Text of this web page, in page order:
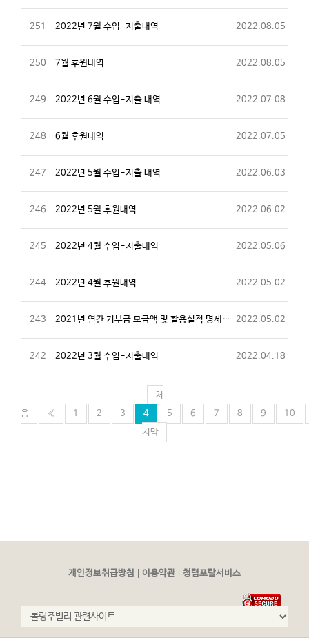
251 2022년 7월 수입-지출내역 2022.08.05
250 7월 후원내역 2022.08.05
249 2022년 6월 수입-지출 내역 2022.07.08
248 6월 후원내역 2022.07.05
247 2022년 5월 수입-지출 내역 2022.06.03
246 2022년 5월 후원내역 2022.06.02
245 2022년 4월 수입-지출내역 2022.05.06
244 2022년 4월 후원내역 2022.05.02
243 2021년 연간 기부금 모금액 및 활용실적 명세서 공개 2022.05.02
242 2022년 3월 수입-지출내역 2022.04.18
처
음
« 1 2 3 4 5 6 7 8 9
10
지막
개인정보취급방침 이용약관 청렴포탈서비스